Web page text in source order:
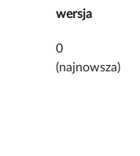
wersja
0
(najnowsza)